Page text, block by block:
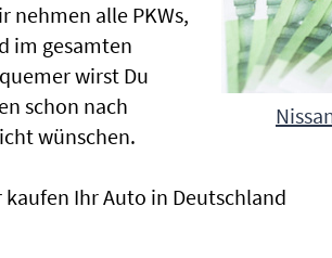
nehmen alle PKWs,
im gesamten
wirst Du
schon nach
wünschen.
Ihr Auto in Deutschland